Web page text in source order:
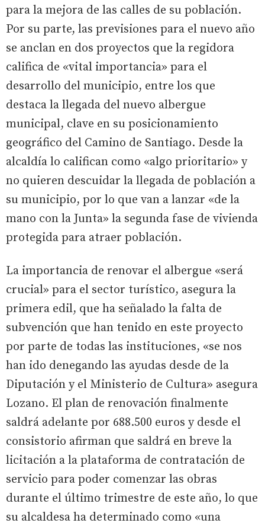
para la mejora de las calles de su población.
Por su parte, las previsiones para el nuevo año
se anclan en dos proyectos que la regidora
califica de «vital importancia» para el
desarrollo del municipio, entre los que
destaca la llegada del nuevo albergue
municipal, clave en su posicionamiento
geográfico del Camino de Santiago. Desde la
alcaldía lo califican como «algo prioritario» y
no quieren descuidar la llegada de población a
su municipio, por lo que van a lanzar «de la
mano con la Junta» la segunda fase de vivienda
protegida para atraer población.
La importancia de renovar el albergue «será
crucial» para el sector turístico, asegura la
primera edil, que ha señalado la falta de
subvención que han tenido en este proyecto
por parte de todas las instituciones, «se nos
han ido denegando las ayudas desde de la
Diputación y el Ministerio de Cultura» asegura
Lozano. El plan de renovación finalmente
saldrá adelante por 688.500 euros y desde el
consistorio afirman que saldrá en breve la
licitación a la plataforma de contratación de
servicio para poder comenzar las obras
durante el último trimestre de este año, lo que
su alcaldesa ha determinado como «una